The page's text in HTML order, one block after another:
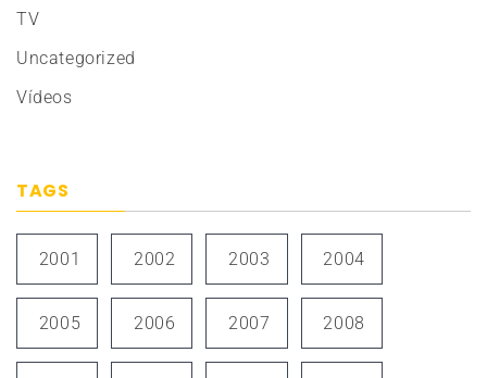
TV
Uncategorized
Vídeos
TAGS
2001 2002 2003 2004
2005 2006 2007 2008